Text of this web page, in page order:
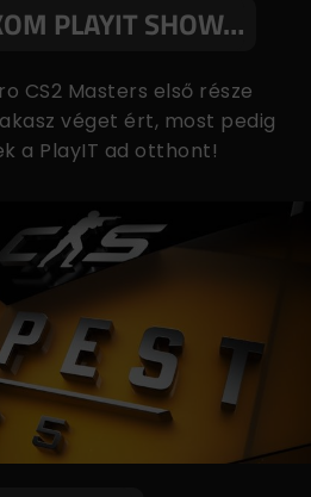
PLAYIT SHOW…
CS2 Masters első része
véget ért, most pedig
a PlayIT ad otthont!